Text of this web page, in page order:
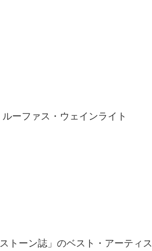
ァス・ウェインライト
トーン誌」のベスト・アーティス